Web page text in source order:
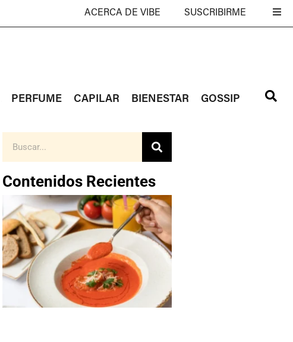
ACERCA DE VIBE SUSCRIBIRME
PERFUME CAPILAR BIENESTAR GOSSIP
Contenidos Recientes